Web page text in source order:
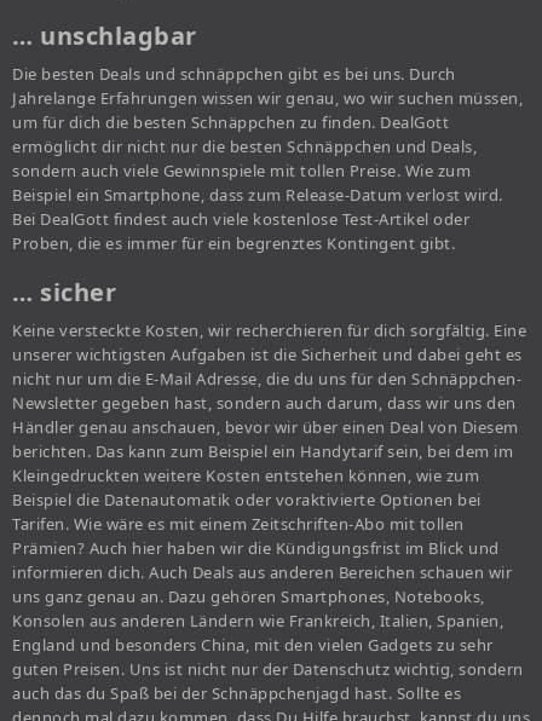
… unschlagbar
Die besten Deals und schnäppchen gibt es bei uns. Durch
Jahrelange Erfahrungen wissen wir genau, wo wir suchen müssen,
um für dich die besten Schnäppchen zu finden. DealGott
ermöglicht dir nicht nur die besten Schnäppchen und Deals,
sondern auch viele Gewinnspiele mit tollen Preise. Wie zum
Beispiel ein Smartphone, dass zum Release-Datum verlost wird.
Bei DealGott findest auch viele kostenlose Test-Artikel oder
Proben, die es immer für ein begrenztes Kontingent gibt.
… sicher
Keine versteckte Kosten, wir recherchieren für dich sorgfältig. Eine
unserer wichtigsten Aufgaben ist die Sicherheit und dabei geht es
nicht nur um die E-Mail Adresse, die du uns für den Schnäppchen-
Newsletter gegeben hast, sondern auch darum, dass wir uns den
Händler genau anschauen, bevor wir über einen Deal von Diesem
berichten. Das kann zum Beispiel ein Handytarif sein, bei dem im
Kleingedruckten weitere Kosten entstehen können, wie zum
Beispiel die Datenautomatik oder voraktivierte Optionen bei
Tarifen. Wie wäre es mit einem Zeitschriften-Abo mit tollen
Prämien? Auch hier haben wir die Kündigungsfrist im Blick und
informieren dich. Auch Deals aus anderen Bereichen schauen wir
uns ganz genau an. Dazu gehören Smartphones, Notebooks,
Konsolen aus anderen Ländern wie Frankreich, Italien, Spanien,
England und besonders China, mit den vielen Gadgets zu sehr
guten Preisen. Uns ist nicht nur der Datenschutz wichtig, sondern
auch das du Spaß bei der Schnäppchenjagd hast. Sollte es